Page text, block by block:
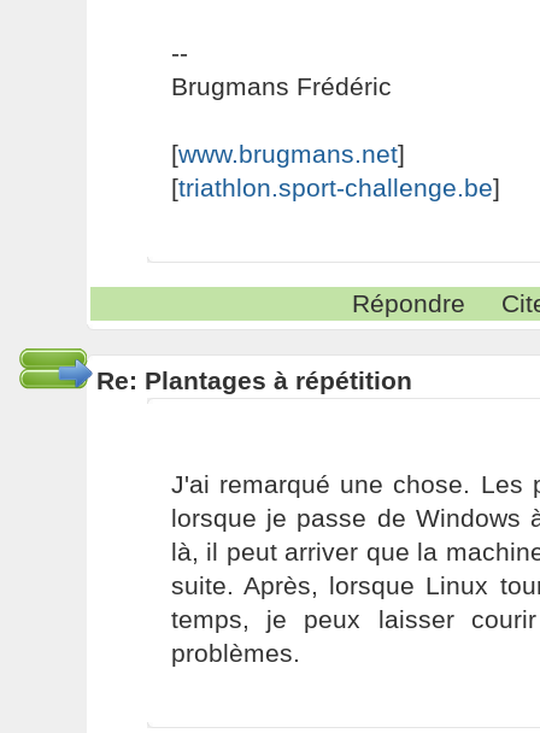
--
Brugmans Frédéric
[www.brugmans.net]
[triathlon.sport-challenge.be]
Répondre
Re: Plantages à répétition
J'ai remarqué une chose. Les
lorsque je passe de Windows
là, il peut arriver que la
suite. Après, lorsque Linux
temps, je peux laisser
problèmes.